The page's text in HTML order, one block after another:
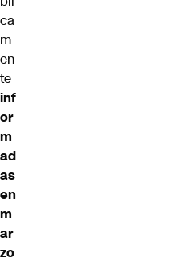
ca
m
en
te
inf
or
m
ad
as
en
m
ar
zo